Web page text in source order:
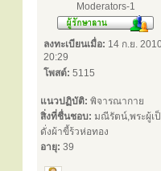
Moderators-1
ลงทะเบียนเมื่อ: 14 ก.ย.
20:29
โพสต์: 5115
แนวปฏิบัติ: พิจารณากาย
สิ่งที่ชื่นชอบ: มณีรัตน์,พระผู้เ
ดั่งผ้าขี้ร้วห่อทอง
อายุ: 39